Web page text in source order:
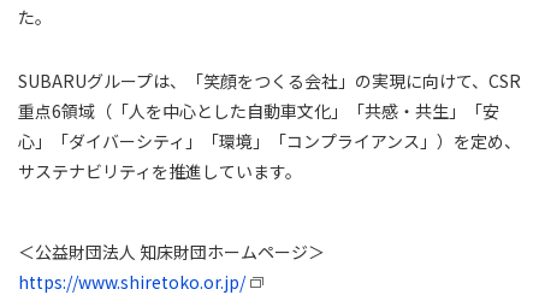
た。
SUBARUグループは、「笑顔をつくる会社」の実現に向けて、CSR
重点6領域（「人を中心とした自動車文化」「共感・共生」「安
心」「ダイバーシティ」「環境」「コンプライアンス」）を定め、
サステナビリティを推進しています。
＜公益財団法人 知床財団ホームページ＞
https://www.shiretoko.or.jp/